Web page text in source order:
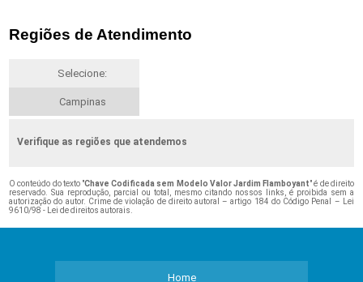
Regiões de Atendimento
Selecione:
Campinas
Verifique as regiões que atendemos
O conteúdo do texto "Chave Codificada sem Modelo Valor Jardim Flamboyant" é de direito
reservado. Sua reprodução, parcial ou total, mesmo citando nossos links, é proibida sem a
autorização do autor. Crime de violação de direito autoral – artigo 184 do Código Penal –
Lei
9610/98 - Lei de direitos autorais
Home